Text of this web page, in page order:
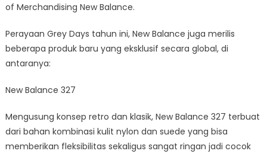
of Merchandising New Balance.
Perayaan Grey Days tahun ini, New Balance juga merilis
beberapa produk baru yang eksklusif secara global, di
antaranya:
New Balance 327
Mengusung konsep retro dan klasik, New Balance 327 terbuat
dari bahan kombinasi kulit nylon dan suede yang bisa
memberikan fleksibilitas sekaligus sangat ringan jadi cocok